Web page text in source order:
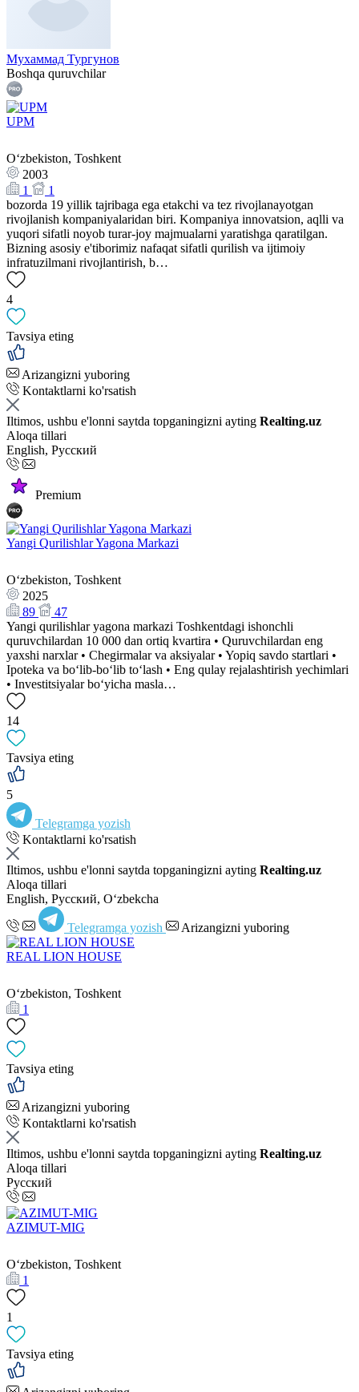
Мухаммад Тургунов
Boshqa quruvchilar
UPM
Oʻzbekiston, Toshkent
2003
1
1
bozorda 19 yillik tajribaga ega etakchi va tez rivojlanayotgan
rivojlanish kompaniyalaridan biri. Kompaniya innovatsion, aqlli va
yuqori sifatli noyob turar-joy majmualarni yaratishga qaratilgan.
Bizning asosiy e'tiborimiz nafaqat sifatli qurilish va ijtimoiy
infratuzilmani rivojlantirish, b…
4
Tavsiya eting
Arizangizni yuboring
Kontaktlarni ko'rsatish
Iltimos, ushbu e'lonni saytda topganingizni ayting Realting.uz
Aloqa tillari
English, Русский
Premium
Yangi Qurilishlar Yagona Markazi
Oʻzbekiston, Toshkent
2025
89
47
Yangi qurilishlar yagona markazi Toshkentdagi ishonchli
quruvchilardan 10 000 dan ortiq kvartira • Quruvchilardan eng
yaxshi narxlar • Chegirmalar va aksiyalar • Yopiq savdo startlari •
Ipoteka va bo‘lib-bo‘lib to‘lash • Eng qulay rejalashtirish yechimlari
• Investitsiyalar bo‘yicha masla…
14
Tavsiya eting
5
Telegramga yozish
Kontaktlarni ko'rsatish
Iltimos, ushbu e'lonni saytda topganingizni ayting Realting.uz
Aloqa tillari
English, Русский, Oʻzbekcha
Telegramga yozish Arizangizni yuboring
REAL LION HOUSE
Oʻzbekiston, Toshkent
1
Tavsiya eting
Arizangizni yuboring
Kontaktlarni ko'rsatish
Iltimos, ushbu e'lonni saytda topganingizni ayting Realting.uz
Aloqa tillari
Русский
AZIMUT-MIG
Oʻzbekiston, Toshkent
1
1
Tavsiya eting